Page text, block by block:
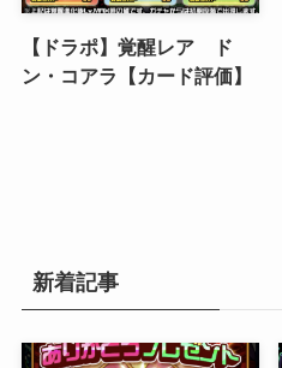
【ドラポ】覚醒レア ド
ン・コアラ【カード評価】
新着記事